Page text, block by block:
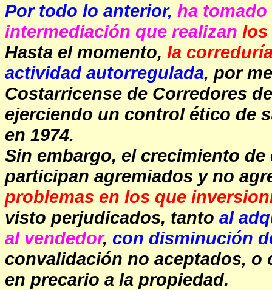
Por todo lo anterior, ha tomado
intermediación que realizan los
Hasta el momento, la
actividad autorregulada, por
Costarricense de Corredores
ejerciendo un control ético de
en 1974.
Sin embargo, el crecimiento
participan agremiados y no
problemas en los que
visto perjudicados, tanto al
al vendedor, con disminución
convalidación no aceptados, o
en precario a la propiedad.